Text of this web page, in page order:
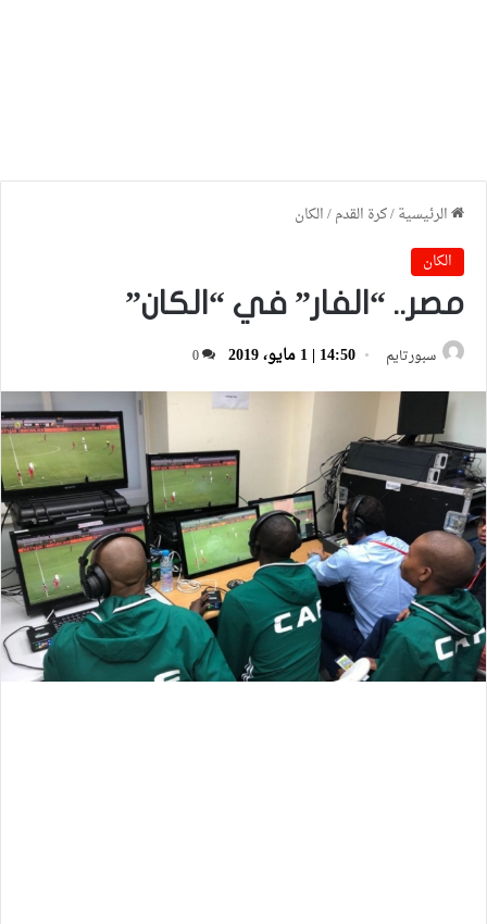
الرئيسية/كرة القدم/الكان
الكان
مصر.. “الفار” في “الكان”
سبورتايم 14:50 | 1 مايو، 2019 0